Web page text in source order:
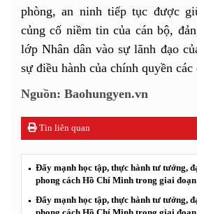
phòng, an ninh tiếp tục được
củng cố niềm tin của cán bộ,
lớp Nhân dân vào sự lãnh đạo
sự điều hành của chính quyền các
Nguồn: Baohungyen.vn
Tin liên quan
Đẩy mạnh học tập, thực hành tư tưởng,
phong cách Hồ Chí Minh trong giai
Đẩy mạnh học tập, thực hành tư tưởng,